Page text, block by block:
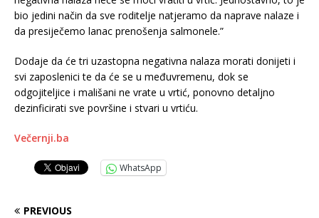
bio jedini način da sve roditelje natjeramo da naprave nalaze i
da presiječemo lanac prenošenja salmonele.”
Dodaje da će tri uzastopna negativna nalaza morati donijeti i
svi zaposlenici te da će se u međuvremenu, dok se
odgojiteljice i mališani ne vrate u vrtić, ponovno detaljno
dezinficirati sve površine i stvari u vrtiću.
Večernji.ba
WhatsApp
PREVIOUS